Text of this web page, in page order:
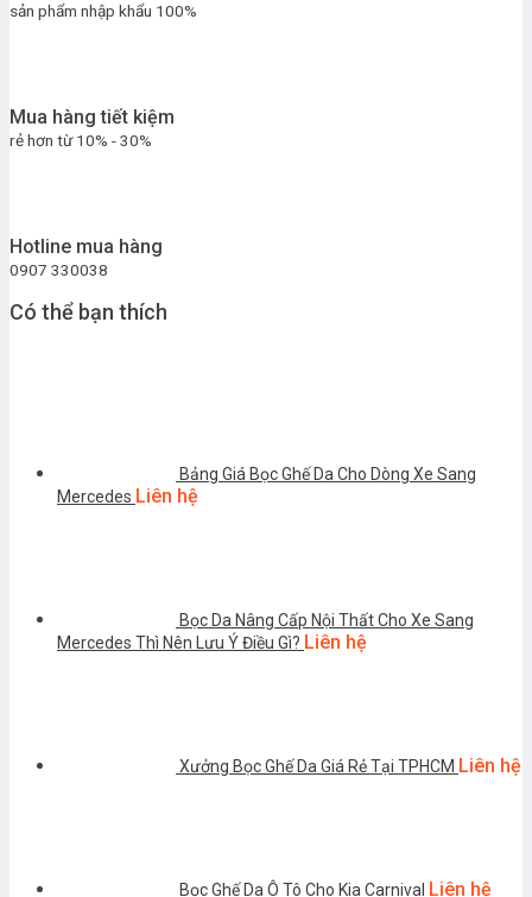
sản phẩm nhập khẩu 100%
Mua hàng tiết kiệm
rẻ hơn từ 10% - 30%
Hotline mua hàng
0907 330038
Có thể bạn thích
Bảng Giá Bọc Ghế Da Cho Dòng Xe Sang
Mercedes Liên hệ
Bọc Da Nâng Cấp Nội Thất Cho Xe Sang
Mercedes Thì Nên Lưu Ý Điều Gì? Liên hệ
Xưởng Bọc Ghế Da Giá Rẻ Tại TPHCM Liên hệ
Bọc Ghế Da Ô Tô Cho Kia Carnival Liên hệ